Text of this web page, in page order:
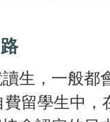
生，一般都
留學生中，